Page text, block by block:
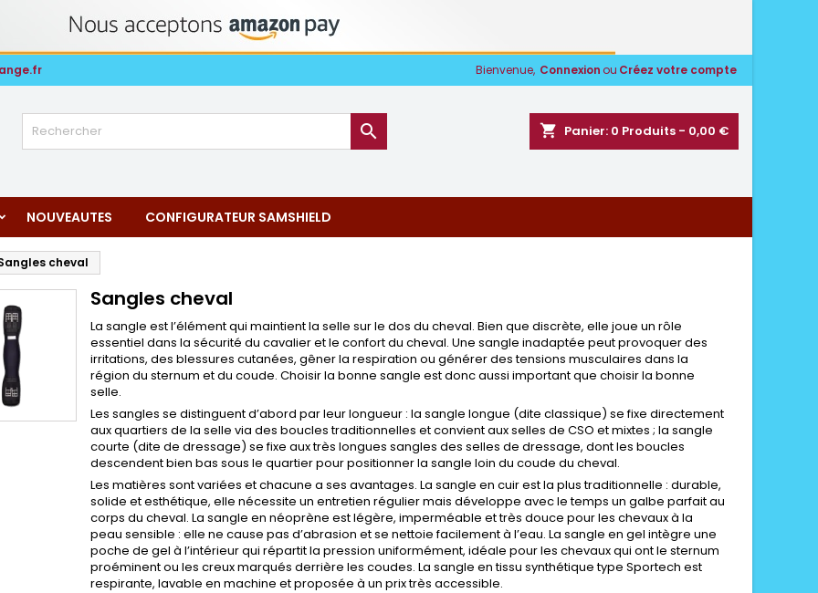
Bienvenue, Connexion ou Créez votre compte
shopping_cart Panier: 0 Produits - 0,00 €

NOUVEAUTES CONFIGURATEUR SAMSHIELD
cheval
Sangles cheval
La sangle est l’élément qui maintient la selle sur le dos du cheval. Bien que discrète, elle joue un rôle
essentiel dans la sécurité du cavalier et le confort du cheval. Une sangle inadaptée peut provoquer des
irritations, des blessures cutanées, gêner la respiration ou générer des tensions musculaires dans la
région du sternum et du coude. Choisir la bonne sangle est donc aussi important que choisir la bonne
selle.
Les sangles se distinguent d’abord par leur longueur : la sangle longue (dite classique) se fixe directement
aux quartiers de la selle via des boucles traditionnelles et convient aux selles de CSO et mixtes ; la sangle
courte (dite de dressage) se fixe aux très longues sangles des selles de dressage, dont les boucles
descendent bien bas sous le quartier pour positionner la sangle loin du coude du cheval.
Les matières sont variées et chacune a ses avantages. La sangle en cuir est la plus traditionnelle : durable,
solide et esthétique, elle nécessite un entretien régulier mais développe avec le temps un galbe parfait au
corps du cheval. La sangle en néoprène est légère, imperméable et très douce pour les chevaux à la
peau sensible : elle ne cause pas d’abrasion et se nettoie facilement à l’eau. La sangle en gel intègre une
poche de gel à l’intérieur qui répartit la pression uniformément, idéale pour les chevaux qui ont le sternum
proéminent ou les creux marqués derrière les coudes. La sangle en tissu synthétique type Sportech est
respirante, lavable en machine et proposée à un prix très accessible.